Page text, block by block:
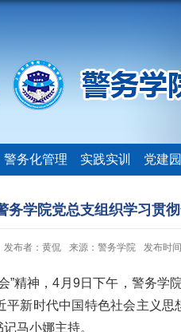
警务化管理 实践实训 党建
务学院党总支组织学习贯
发布者：黄侃 来源：警务学院 发布时
”精神，4月9日下午，警务
新时代中国特色社会主义思
马小娜主持。